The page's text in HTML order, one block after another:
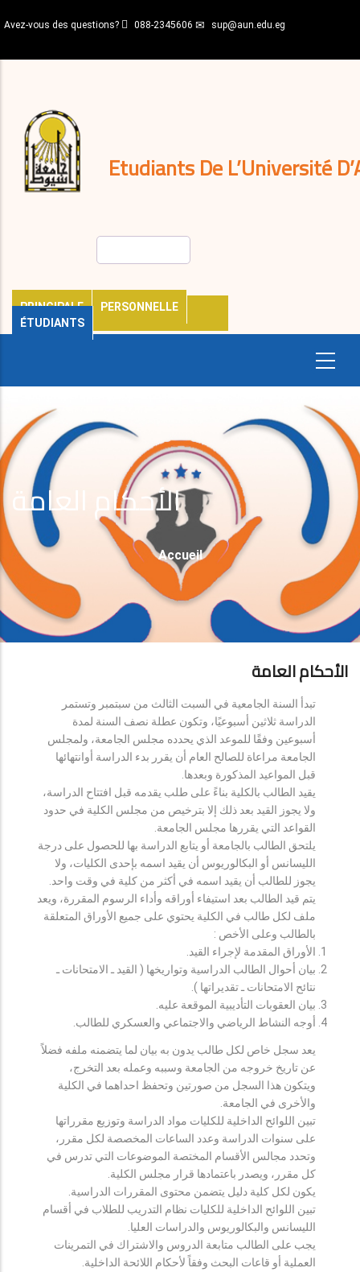
au
principal
Avez-vous des questions? 088-2345606 sup@aun.edu.eg
Etudiants De L’Université
PRINCIPALE
PERSONNELLE
ÉTUDIANTS
décisions
Expatriés
Journal
الأحكام العامة
Fil
D'Ariane
Accueil
الأحكام العامة
تبدأ السنة الجامعية في السبت الثالث من سبتمبر وتستمر
الدراسة ثلاثين أسبوعيًا، وتكون عطلة نصف السنة لمدة
أسبوعين وفقًا للموعد الذي يحدده مجلس الجامعة، ولمجلس
الجامعة مراعاة للصالح العام أن يقرر بدء الدراسة أوانتهائها
قبل المواعيد المذكورة وبعدها.
يقيد الطالب بالكلية بناءً على طلب يقدمه قبل افتتاح الدراسة،
ولا يجوز القيد بعد ذلك إلا بترخيص من مجلس الكلية في حدود
القواعد التي يقررها مجلس الجامعة.
يلتحق الطالب بالجامعة أو يتابع الدراسة بها للحصول على درجة
الليسانس أو البكالوريوس أن يقيد اسمه بإحدى الكليات، ولا
يجوز للطالب أن يقيد اسمه في أكثر من كلية في وقت واحد.
يتم قيد الطالب بعد استيفاء أوراقه وأداء الرسوم المقررة، ويعد
ملف لكل طالب في الكلية يحتوي على جميع الأوراق المتعلقة
بالطالب وعلى الأخص :
الأوراق المقدمة لإجراء القيد.
بيان أحوال الطالب الدراسية وتواريخها ( القيد ـ الامتحانات ـ
نتائح الامتحانات ـ تقديراتها ).
بيان العقوبات التأديبية الموقعة عليه.
أوجه النشاط الرياضي والاجتماعي والعسكري للطالب.
يعد سجل خاص لكل طالب يدون به بيان لما يتضمنه ملفه فضلاً
عن تاريخ خروجه من الجامعة وسببه وعمله بعد التخرج،
ويتكون هذا السجل من صورتين وتحفظ احداهما في الكلية
والأخرى في الجامعة.
تبين اللوائح الداخلية للكليات مواد الدراسة وتوزيع مقرراتها
على سنوات الدراسة وعدد الساعات المخصصة لكل مقرر،
وتحدد مجالس الأقسام المختصة الموضوعات التي تدرس في
كل مقرر، ويصدر باعتمادها قرار مجلس الكلية.
يكون لكل كلية دليل يتضمن محتوى المقررات الدراسية.
تبين اللوائح الداخلية للكليات نظام التدريب للطلاب في أقسام
الليسانس والبكالوريوس والدراسات العليا.
يجب على الطالب متابعة الدروس والاشتراك في التمرينات
العملية أو قاعات البحث وفقاً لأحكام اللائحة الداخلية.